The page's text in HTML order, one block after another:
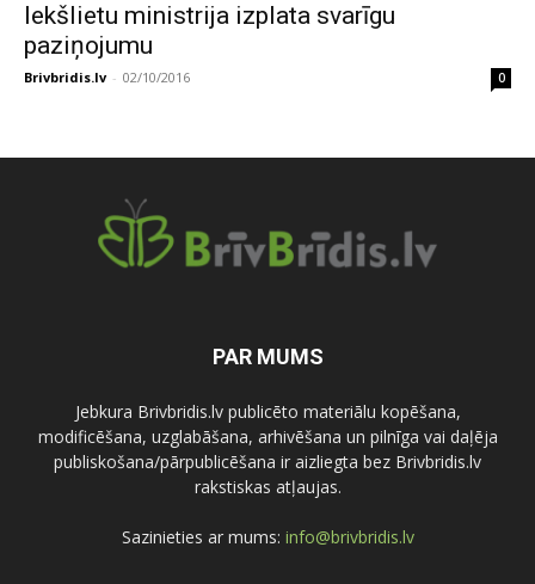
Iekšlietu ministrija izplata svarīgu
paziņojumu
Brivbridis.lv - 02/10/2016 0
PAR MUMS
Jebkura Brivbridis.lv publicēto materiālu kopēšana,
modificēšana, uzglabāšana, arhivēšana un pilnīga vai daļēja
publiskošana/pārpublicēšana ir aizliegta bez Brivbridis.lv
rakstiskas atļaujas.
Sazinieties ar mums: info@brivbridis.lv